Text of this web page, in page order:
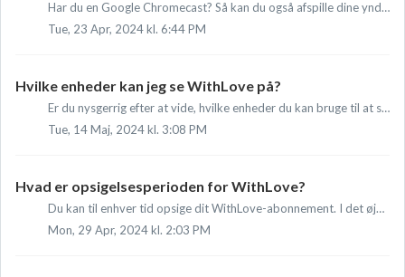
Har du en Google Chromecast? Så kan du også afspille dine yndlingsfilm og -serier direkte på dit fjernsyn. Bemærk: WithLove fungerer kun med de seneste to ...
Tue, 23 Apr, 2024 kl. 6:44 PM
Hvilke enheder kan jeg se WithLove på?
Er du nysgerrig efter at vide, hvilke enheder du kan bruge til at se WithLove? Se her de forskellige muligheder for at streame dette inspirerende indhold på...
Tue, 14 Maj, 2024 kl. 3:08 PM
Hvad er opsigelsesperioden for WithLove?
Du kan til enhver tid opsige dit WithLove-abonnement. I det øjeblik du opsiger dit abonnement, slutter din abonnementsperiode først. Hvis du har et månedlig...
Mon, 29 Apr, 2024 kl. 2:03 PM